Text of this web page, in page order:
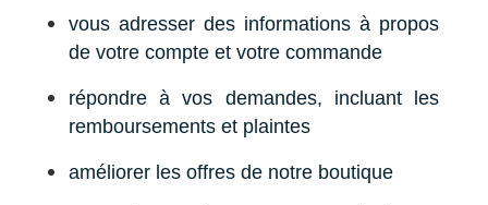
vous adresser des informations à propos
de votre compte et votre commande
répondre à vos demandes, incluant les
remboursements et plaintes
améliorer les offres de notre boutique